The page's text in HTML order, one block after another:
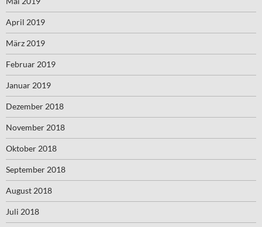
April 2019
März 2019
Februar 2019
Januar 2019
Dezember 2018
November 2018
Oktober 2018
September 2018
August 2018
Juli 2018